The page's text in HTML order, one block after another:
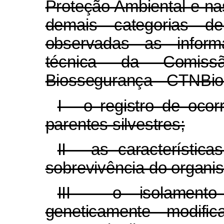
Proteção Ambiental e
demais categorias
observadas as
técnica da
Biossegurança -
I - o registro de
parentes silvestres;
II - as
sobrevivência do
III - o isolamento
geneticamente